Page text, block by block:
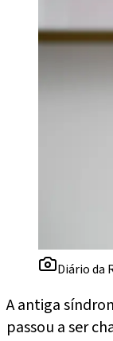
Diário da
A antiga
passou a ser